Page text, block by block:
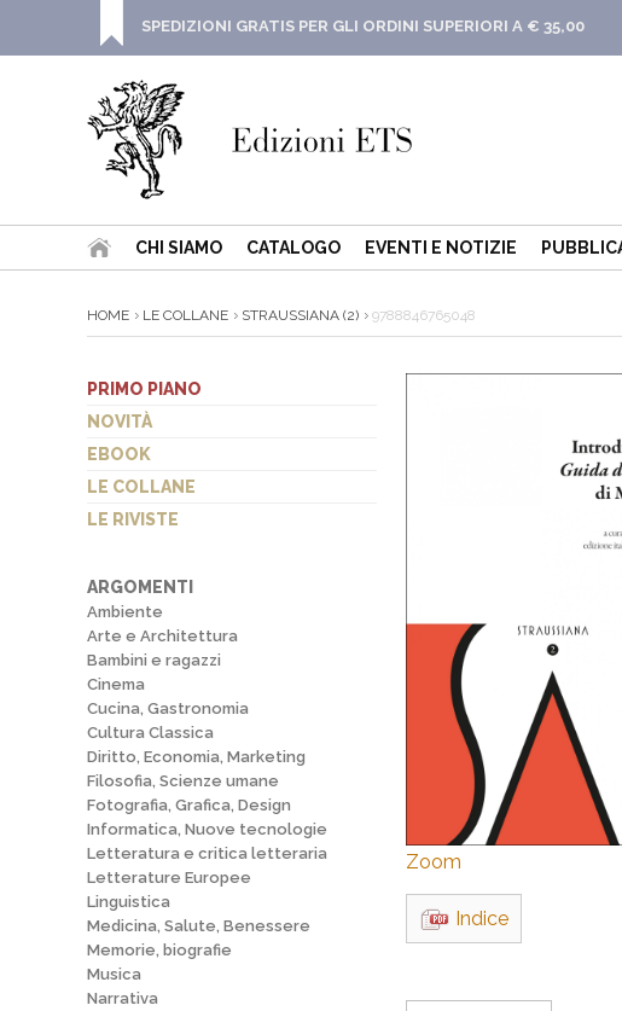
SPEDIZIONI GRATIS PER GLI ORDINI SUPERIORI A € 35,00
CHI SIAMO CATALOGO EVENTI E NOTIZIE
HOME LE COLLANE STRAUSSIANA (2) 9788846765048
PRIMO PIANO
NOVITÀ
EBOOK
LE COLLANE
LE RIVISTE
ARGOMENTI
Ambiente
Arte e Architettura
Bambini e ragazzi
Cinema
Cucina, Gastronomia
Cultura Classica
Diritto, Economia, Marketing
Filosofia, Scienze umane
Fotografia, Grafica, Design
Informatica, Nuove tecnologie
Letteratura e critica letteraria
Letterature Europee
Linguistica
Medicina, Salute, Benessere
Memorie, biografie
Musica
Narrativa
Zoom
Indice